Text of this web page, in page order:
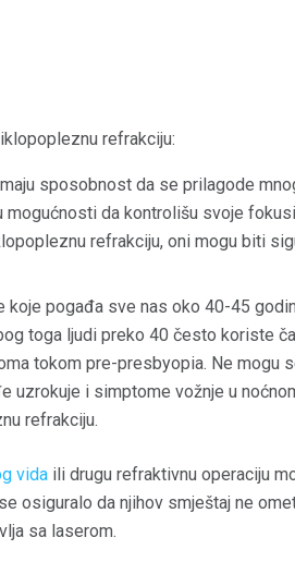
refrakciju:
sposobnost da se prilagode
da kontrolišu svoje
refrakciju, oni mogu biti
koje pogađa sve nas oko 40-45
toga ljudi preko 40 često koriste
tokom pre-presbyopia. Ne mogu
uzrokuje i simptome vožnje u
refrakciju.
vida ili drugu refraktivnu operaciju
osiguralo da njihov smještaj ne
sa laserom.